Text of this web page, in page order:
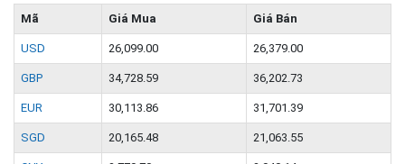
Mã Giá Mua Giá Bán
USD 26,099.00 26,379.00
GBP 34,728.59 36,202.73
EUR 30,113.86 31,701.39
SGD 20,165.48 21,063.55